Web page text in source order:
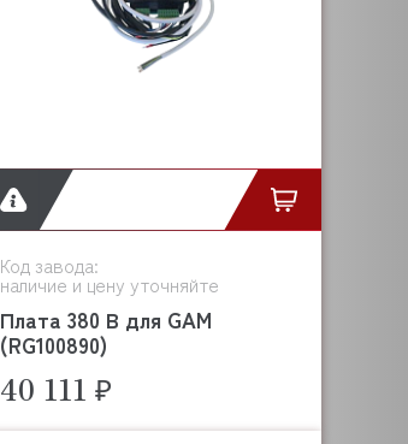
Код завода:
наличие и цену уточняйте
Плата 380 В для GAM
(RG100890)
40 111 ₽